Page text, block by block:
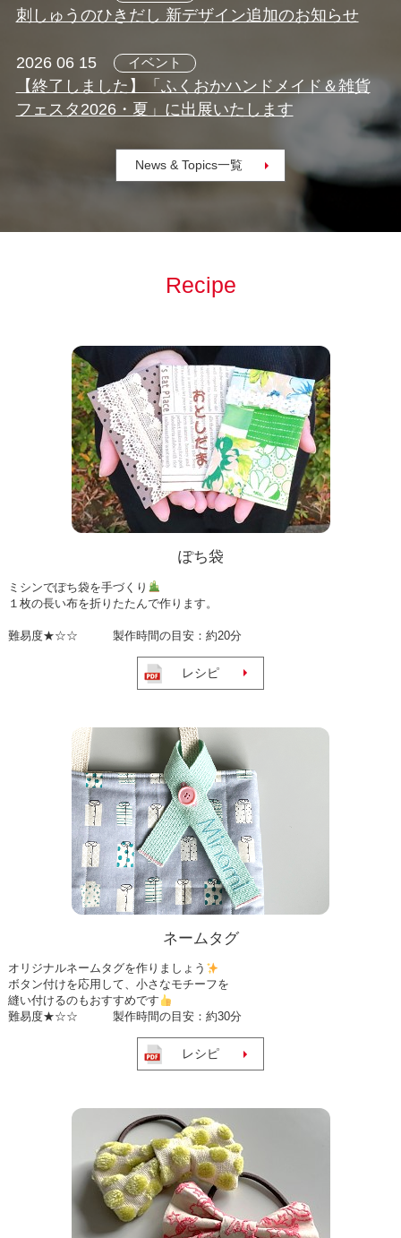
刺しゅうのひきだし 新デザイン追加のお知らせ
2026 06 15 イベント
【終了しました】「ふくおかハンドメイド＆雑貨
フェスタ2026・夏」に出展いたします
News & Topics一覧
Recipe
ぽち袋
ミシンでぽち袋を手づくり
１枚の長い布を折りたたんで作ります。
難易度★☆☆ 製作時間の目安：約20分
レシピ
ネームタグ
オリジナルネームタグを作りましょう
ボタン付けを応用して、小さなモチーフを
縫い付けるのもおすすめです
難易度★☆☆ 製作時間の目安：約30分
レシピ